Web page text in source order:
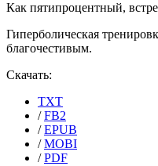
Как пятипроцентный,
Гиперболическая
благочестивым.
Скачать:
TXT
/FB2
/EPUB
/MOBI
/PDF